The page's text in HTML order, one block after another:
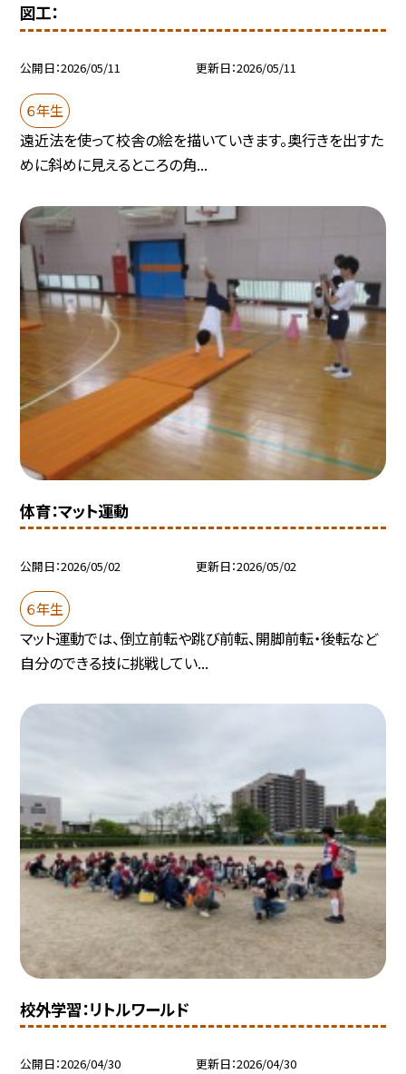
図工：
公開日 2026/05/11 更新日 2026/05/11
６年生
遠近法を使って校舎の絵を描いていきます。奥行きを出すた
めに斜めに見えるところの角...
体育：マット運動
公開日 2026/05/02 更新日 2026/05/02
６年生
マット運動では、倒立前転や跳び前転、開脚前転・後転など
自分のできる技に挑戦してい...
校外学習：リトルワールド
公開日 2026/04/30 更新日 2026/04/30